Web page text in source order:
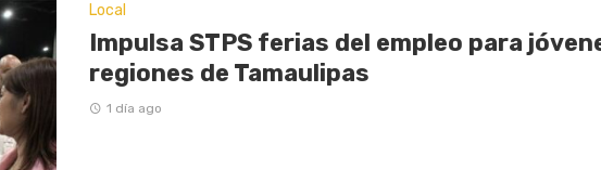
Local
Impulsa STPS ferias del empleo para
regiones de Tamaulipas
1 día ago